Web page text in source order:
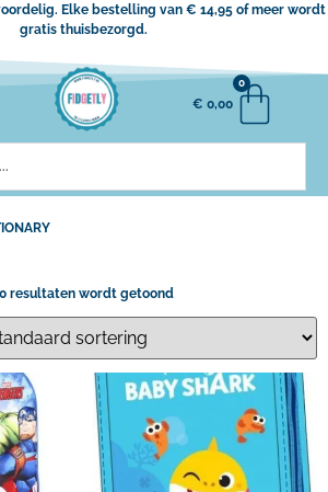
Elke bestelling van € 14,95 of meer wordt
gratis thuisbezorgd.
€ 0,00
0
resultaten wordt getoond